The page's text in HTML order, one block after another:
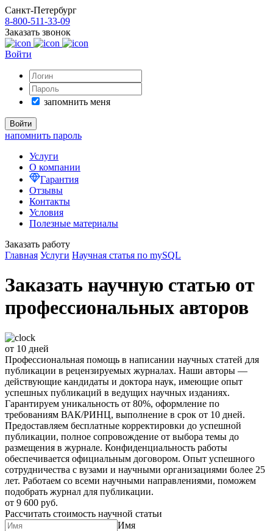
Санкт-Петербург
8-800-511-33-09
Заказать звонок
Войти
запомнить меня
напомнить пароль
Услуги
О компании
Гарантия
Отзывы
Контакты
Условия
Полезные материалы
Заказать работу
Главная Услуги Научная статья по mySQL
Заказать научную статью от
профессиональных авторов
от 10 дней
Профессиональная помощь в написании научных статей для
публикации в рецензируемых журналах. Наши авторы —
действующие кандидаты и доктора наук, имеющие опыт
успешных публикаций в ведущих научных изданиях.
Гарантируем уникальность от 80%, оформление по
требованиям ВАК/РИНЦ, выполнение в срок от 10 дней.
Предоставляем бесплатные корректировки до успешной
публикации, полное сопровождение от выбора темы до
размещения в журнале. Конфиденциальность работы
обеспечивается официальным договором. Опыт успешного
сотрудничества с вузами и научными организациями более 25
лет. Работаем со всеми научными направлениями, поможем
подобрать журнал для публикации.
от 9 600 руб.
Рассчитать стоимость научной статьи
Имя